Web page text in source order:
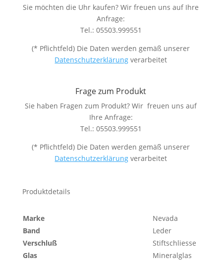
Sie möchten die Uhr kaufen? Wir freuen uns auf Ihre
Anfrage:
Tel.: 05503.999551
(* Pflichtfeld) Die Daten werden gemäß unserer
Datenschutzerklärung verarbeitet
Frage zum Produkt
Sie haben Fragen zum Produkt? Wir freuen uns auf
Ihre Anfrage:
Tel.: 05503.999551
(* Pflichtfeld) Die Daten werden gemäß unserer
Datenschutzerklärung verarbeitet
Produktdetails
Marke
Nevada
Band
Leder
Verschluß
Stiftschliesse
Glas
Mineralglas